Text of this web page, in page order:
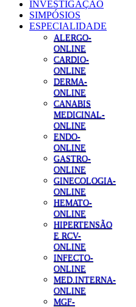
INVESTIGAÇÃO
SIMPÓSIOS
ESPECIALIDADE
ALERGO-
ONLINE
CARDIO-
ONLINE
DERMA-
ONLINE
CANABIS
MEDICINAL-
ONLINE
ENDO-
ONLINE
GASTRO-
ONLINE
GINECOLOGIA-
ONLINE
HEMATO-
ONLINE
HIPERTENSÃO
E RCV-
ONLINE
INFECTO-
ONLINE
MED.INTERNA-
ONLINE
MGF-